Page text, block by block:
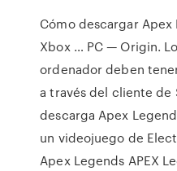
Cómo descargar Apex
Xbox … PC — Origin.
ordenador deben
a través del cliente de
descarga Apex
un videojuego de
Apex Legends APEX